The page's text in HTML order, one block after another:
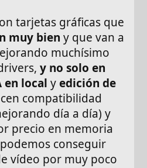
tarjetas gráficas que
muy bien y que van a
muchísimo
y no solo en
en local yedición de
compatibilidad
día a día) y
precio en memoria
conseguir
vídeo por muy poco